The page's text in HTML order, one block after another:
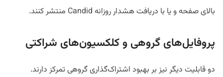
بالای صفحه و یا با دریافت هشدار روزانه Candid منتشر کنند.
پروفایل‌های گروهی و کلکسیون‌های شراکتی
دو قابلیت دیگر نیز بر بهبود اشتراک‌گذاری گروهی تمرکز دارند.